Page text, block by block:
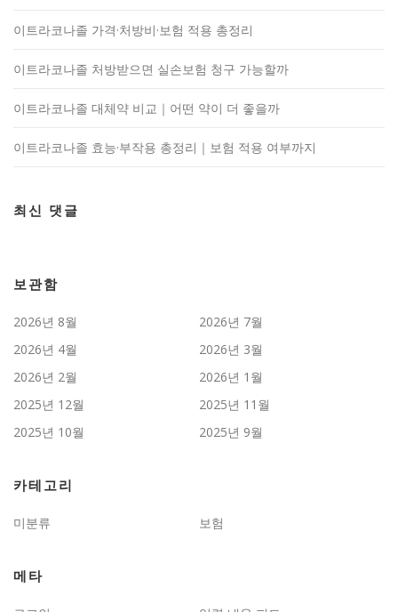
이트라코나졸 가격·처방비·보험 적용 총정리
이트라코나졸 처방받으면 실손보험 청구 가능할까
이트라코나졸 대체약 비교｜어떤 약이 더 좋을까
이트라코나졸 효능·부작용 총정리｜보험 적용 여부까지
최신 댓글
보관함
2026년 8월
2026년 7월
2026년 4월
2026년 3월
2026년 2월
2026년 1월
2025년 12월
2025년 11월
2025년 10월
2025년 9월
카테고리
미분류 보험
메타